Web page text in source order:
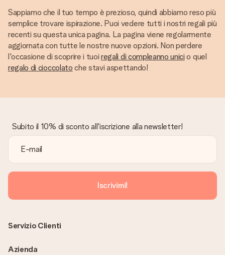
Sappiamo che il tuo tempo è prezioso, quindi abbiamo reso più
semplice trovare ispirazione. Puoi vedere tutti i nostri regali più
recenti su questa unica pagina. La pagina viene regolarmente
aggiornata con tutte le nostre nuove opzioni. Non perdere
l'occasione di scoprire i tuoiregali di compleanno unici o quel
regalo di cioccolato che stavi aspettando!
Subito il 10% di sconto all'iscrizione alla newsletter!
Iscrivimi!
Servizio Clienti
Azienda